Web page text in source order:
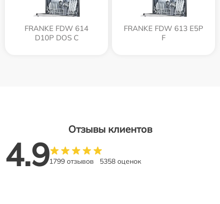
FRANKE FDW 614
D10P DOS C
FRANKE FDW 613 E5P
F
Отзывы клиентов
4.91799 отзывов 5358 оценок